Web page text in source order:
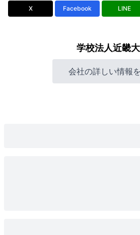
X Facebook LINE
学校法人近畿
会社の詳しい情報